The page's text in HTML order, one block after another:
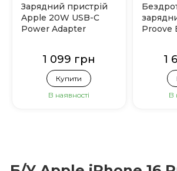
Зарядний пристрій
Apple 20W USB-C
Power Adapter
1 099 грн
Купити
В наявності
Proove
1
В